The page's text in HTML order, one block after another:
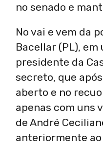
no senado e
No vai e vem da
Bacellar (PL),
presidente da
secreto, que
aberto e no
apenas com uns
de André
anteriormente ao